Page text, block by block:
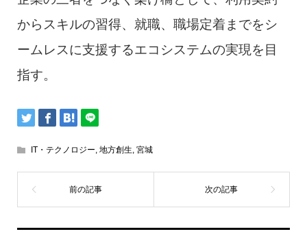
からスキルの習得、就職、職場定着までをシ
ームレスに支援するエコシステムの実現を目
指す。
IT・テクノロジー 地方創生 宮城